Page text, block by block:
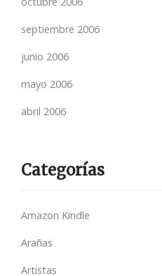
septiembre 2006
junio 2006
mayo 2006
abril 2006
Categorías
Amazon Kindle
Arañas
Artistas